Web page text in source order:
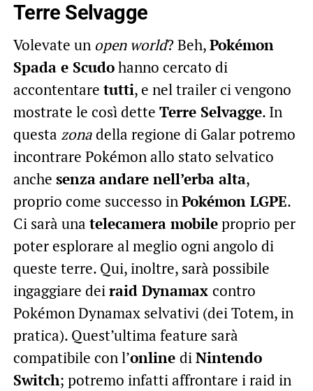
Terre Selvagge
Volevate un open world? Beh,Pokémon
Spada e Scudohanno cercato di
accontentare tutti, e nel trailer ci vengono
mostrate le così dette Terre Selvagge. In
questa zonadella regione di Galar potremo
incontrare Pokémon allo stato selvatico
anche senzaandare nell’erba alta,
proprio come successo inPokémon LGPE.
Ci sarà una telecameramobileproprio per
poter esplorare al meglio ogni angolo di
queste terre. Qui, inoltre, sarà possibile
ingaggiare deiraid Dynamax contro
Pokémon Dynamax selvativi (dei Totem, in
pratica). Quest’ultima feature sarà
compatibile con l’online diNintendo
Switch; potremo infatti affrontare i raid in